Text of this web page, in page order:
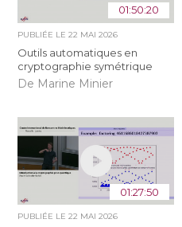
01:50:20
PUBLIÉE LE22 MAI 2026
Outils automatiques en
cryptographie symétrique
De Marine Minier
01:27:50
PUBLIÉE LE22 MAI 2026